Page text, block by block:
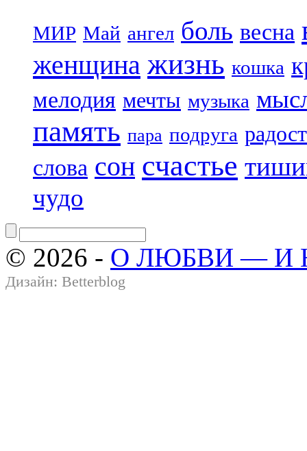
МИР Май ангел боль весна
женщина жизнь кошка
мелодия мечты музыка
память пара подруга
слова сон счастье
чудо
© 2026 - О ЛЮБВИ — И
Дизайн: Betterblog